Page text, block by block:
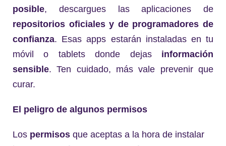
posible, descargues las aplicaciones de
repositorios oficiales y de programadores de
confianza. Esas apps estarán instaladas en tu
móvil o tablets donde dejas información
sensible. Ten cuidado, más vale prevenir que
curar.
El peligro de algunos permisos
Los permisos que aceptas a la hora de instalar